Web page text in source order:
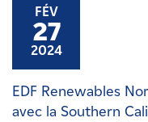
FÉV
27
2024
EDF Renewables
avec la Southern